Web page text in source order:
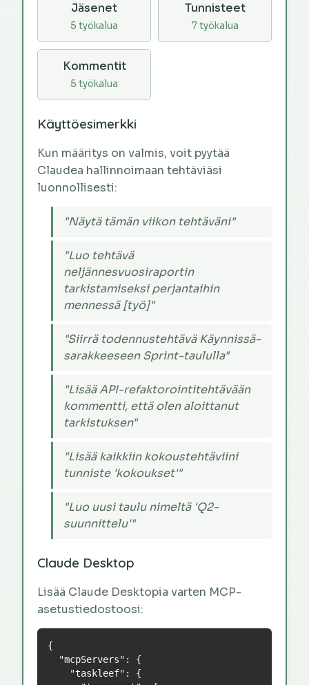
Jäsenet
5 työkalua
Tunnisteet
7 työkalua
Kommentit
5 työkalua
Käyttöesimerkki
Kun määritys on valmis, voit pyytää
Claudea hallinnoimaan tehtäviäsi
luonnollisesti:
"Näytä tämän viikon tehtäväni"
"Luo tehtävä
neljännesvuosiraportin
tarkistamiseksi perjantaihin
mennessä [työ]"
"Siirrä todennustehtävä Käynnissä-
sarakkeeseen Sprint-taululla"
"Lisää API-refaktorointitehtävään
kommentti, että olen aloittanut
tarkistuksen"
"Lisää kaikkiin kokoustehtäviini
tunniste 'kokoukset'"
"Luo uusi taulu nimeltä 'Q2-
suunnittelu'"
Claude Desktop
Lisää Claude Desktopia varten MCP-
asetustiedostoosi:
{
  "mcpServers": {
    "taskleef": {